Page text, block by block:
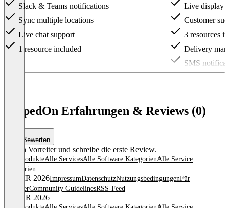
Slack & Teams notifications
Sync multiple locations
Live chat support
1 resource included
Live display
Customer
3 resources
Delivery
SMS
SwipedOn Erfahrungen & Reviews (0)
Bewerten
Sei ein Vorreiter und schreibe die erste Review.
Alle ProdukteAlle ServicesAlle Software KategorienAlle Service
Kategorien
© OMR 2026ImpressumDatenschutzNutzungsbedingungenFür
AnbieterCommunity GuidelinesRSS-Feed
© OMR 2026